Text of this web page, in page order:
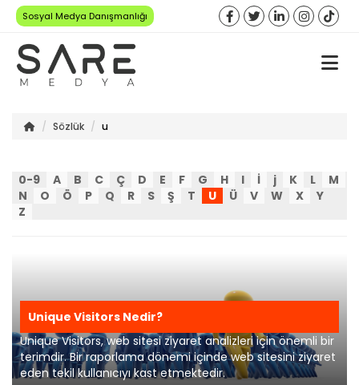
Sosyal Medya Danışmanlığı
Sözlük u
0-9 A B C Ç D E F G H I İ j K L
M
N
O Ö P Q R S Ş T U Ü V W X
Y
Z
Unique Visitors Nedir?
Unique Visitors, web sitesi ziyaret analizleri için önemli bir
terimdir. Bir raporlama dönemi içinde web sitesini ziyaret
eden tekil kullanıcıyı kast etmektedir.